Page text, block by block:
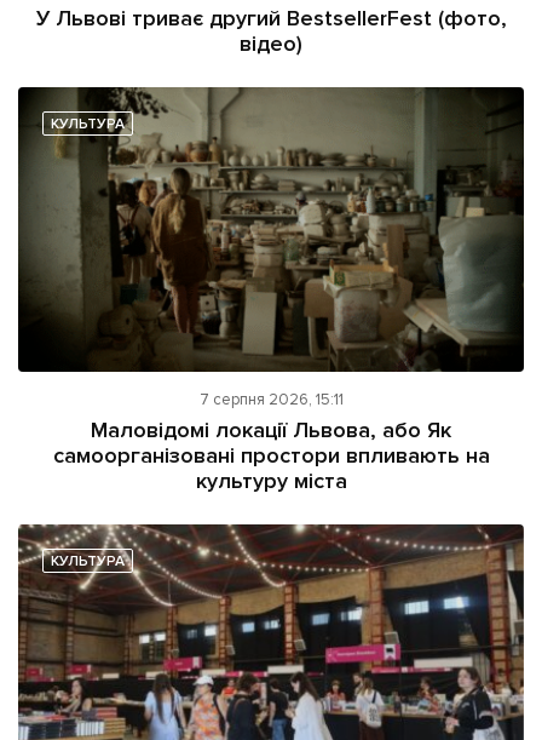
У Львові триває другий BestsellerFest (фото,
відео)
КУЛЬТУРА
7 серпня 2026, 15:11
Маловідомі локації Львова, або Як
самоорганізовані простори впливають на
культуру міста
КУЛЬТУРА